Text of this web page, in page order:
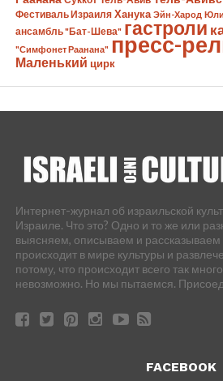
Фестиваль Израиля Ханука Эйн-Харод
ансамбль "Бат-Шева" гастроли
"Симфонет Раанана" пресс-
Маленький цирк
Интернет-журнал об израильской
Израиле. Что это? Одно и то же или
выясняем, описываем и рассказываем
происходит в мире культуры и
потому, что происходит всего так
невозможно. Но мы пытаемся.
FACEBOOK